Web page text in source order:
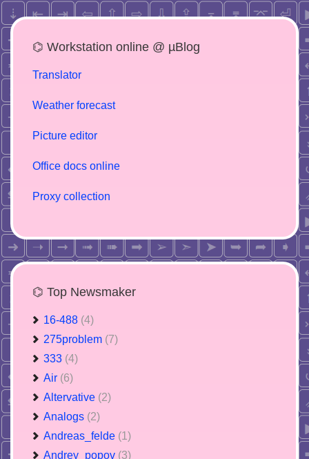
⌬ Workstation online @ µBlog
Translator
Weather forecast
Picture editor
Office docs online
Proxy collection
⌬ Top Newsmaker
16-488 (4)
275problem (7)
333 (4)
Air (6)
Altervative (2)
Analogs (2)
Andreas_felde (1)
Andrey_popov (3)